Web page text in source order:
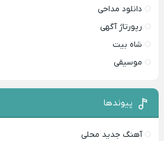
دانلود مداحی
رپورتاژ آگهی
شاه بیت
موسیقی
پیوندها
آهنگ جدید محلی